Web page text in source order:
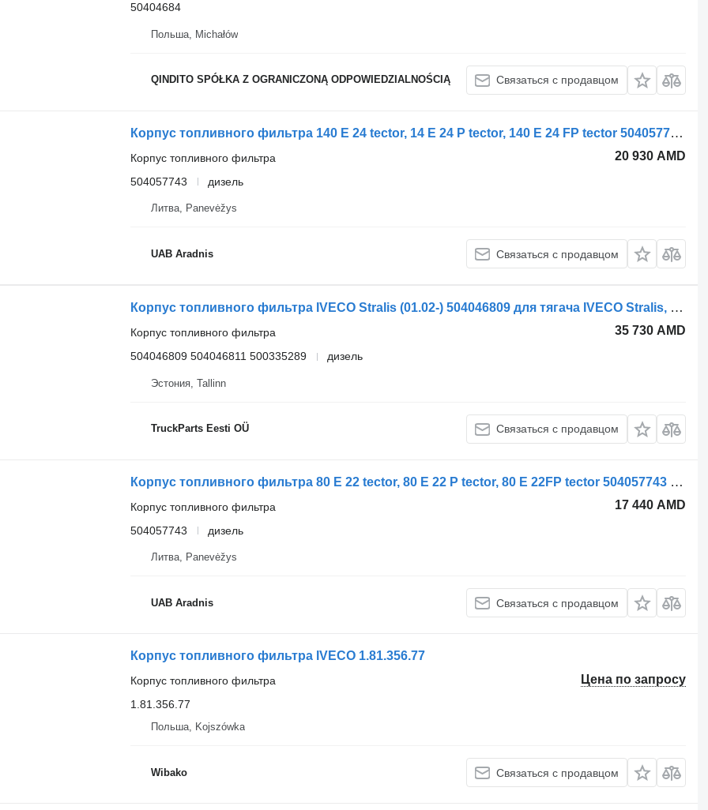
50404684
Польша, Michałów
QINDITO SPÓŁKA Z OGRANICZONĄ ODPOWIEDZIALNOŚCIĄ Связаться с продавцом
Корпус топливного фильтра 140 E 24 tector, 14 E 24 P tector, 140 E 24 FP tector 504057743 для грузовика IVECO EuroCargo I-III
20 930 AMD
Корпус топливного фильтра
504057743
дизель
Литва, Panevėžys
UAB Aradnis Связаться с продавцом
Корпус топливного фильтра IVECO Stralis (01.02-) 504046809 для тягача IVECO Stralis, Trakker (2002-)
35 730 AMD
Корпус топливного фильтра
504046809 504046811 500335289
дизель
Эстония, Tallinn
TruckParts Eesti OÜ Связаться с продавцом
Корпус топливного фильтра 80 E 22 tector, 80 E 22 P tector, 80 E 22FP tector 504057743 для грузовика IVECO EuroCargo I-III
17 440 AMD
Корпус топливного фильтра
504057743
дизель
Литва, Panevėžys
UAB Aradnis Связаться с продавцом
Корпус топливного фильтра IVECO 1.81.356.77
Цена по запросу
Корпус топливного фильтра
1.81.356.77
Польша, Kojszówka
Wibako Связаться с продавцом